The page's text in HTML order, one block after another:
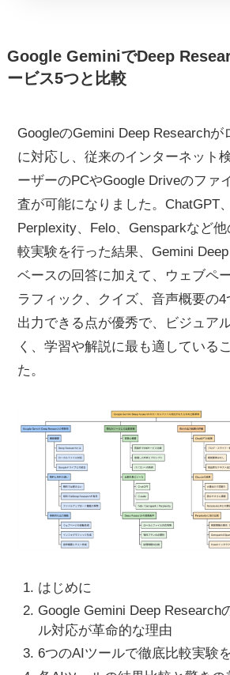
Google GeminiでDeep
ービス5つと比較
GoogleのGemini Deep Research
に対応し、従来のインターネット
ーザーのPCやGoogle Driveのファ
査が可能になりました。ChatGPT
Perplexity、Felo、Gensparkなど
較実験を行った結果、Gemini
ベースの回答に加えて、ウェブペ
ラフィック、クイズ、音声概要の
出力できる点が優秀で、ビジュア
く、学習や解説に最も適している
た。
はじめに
Google Gemini Deep Research
ル対応が革命的な理由
6つのAIツールで徹底比較実験